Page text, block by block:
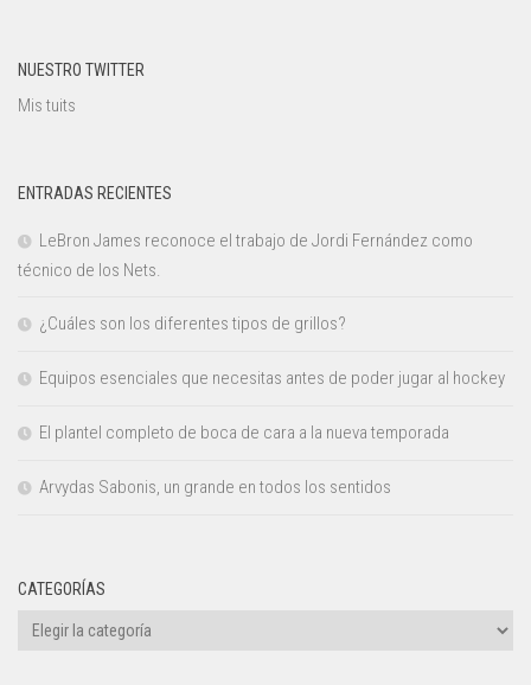
NUESTRO TWITTER
Mis tuits
ENTRADAS RECIENTES
LeBron James reconoce el trabajo de Jordi Fernández como
técnico de los Nets.
¿Cuáles son los diferentes tipos de grillos?
Equipos esenciales que necesitas antes de poder jugar al hockey
El plantel completo de boca de cara a la nueva temporada
Arvydas Sabonis, un grande en todos los sentidos
CATEGORÍAS
Categorías